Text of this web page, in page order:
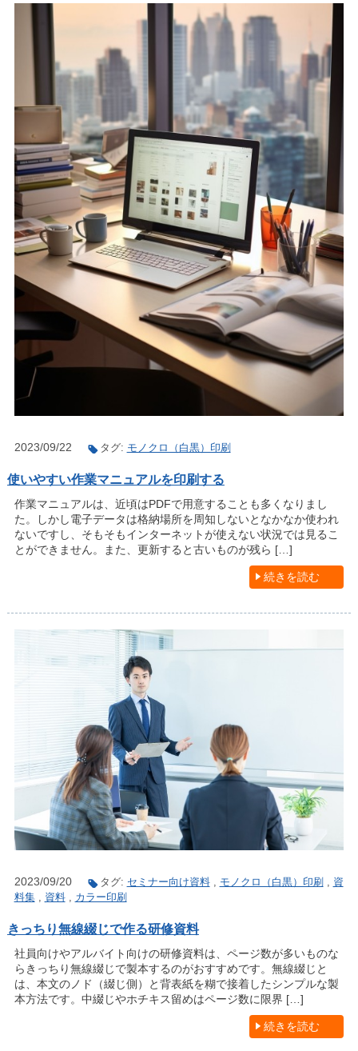
2023/09/22 タグ: モノクロ（白黒）印刷
使いやすい作業マニュアルを印刷する
作業マニュアルは、近頃はPDFで用意することも多くなりまし
た。しかし電子データは格納場所を周知しないとなかなか使われ
ないですし、そもそもインターネットが使えない状況では見るこ
とができません。また、更新すると古いものが残ら […]
続きを読む
2023/09/20 タグ: セミナー向け資料, モノクロ（白黒）印刷, 資
料集, 資料, カラー印刷
きっちり無線綴じで作る研修資料
社員向けやアルバイト向けの研修資料は、ページ数が多いものな
らきっちり無線綴じで製本するのがおすすめです。無線綴じと
は、本文のノド（綴じ側）と背表紙を糊で接着したシンプルな製
本方法です。中綴じやホチキス留めはページ数に限界 […]
続きを読む